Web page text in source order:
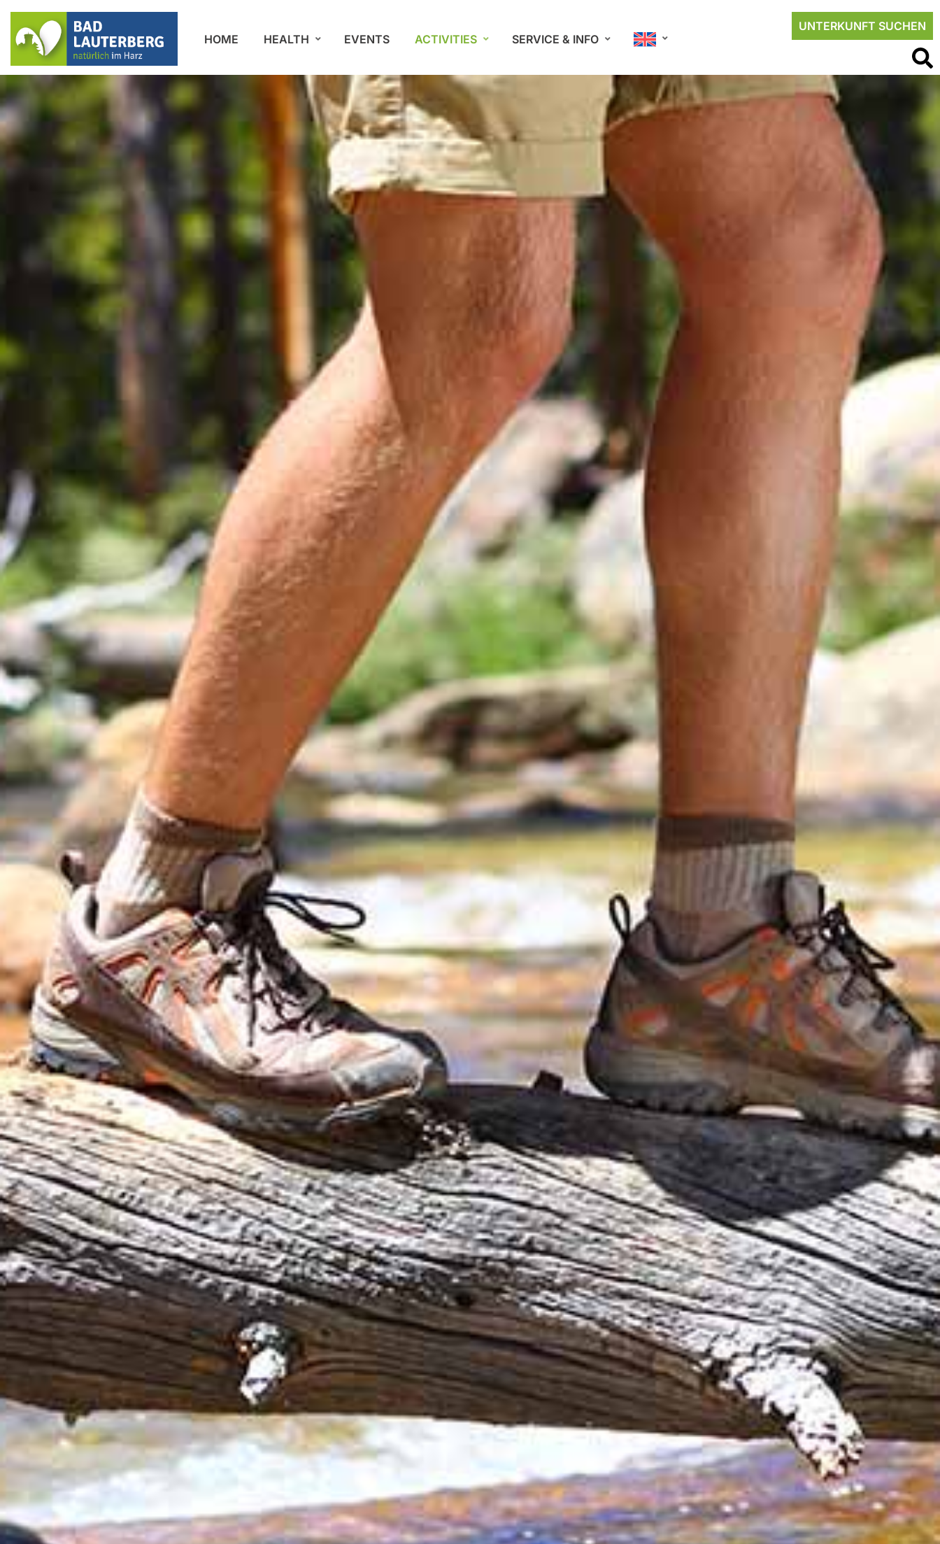
HOME HEALTH EVENTS ACTIVITIES SERVICE & INFO
UNTERKUNFT SUCHEN